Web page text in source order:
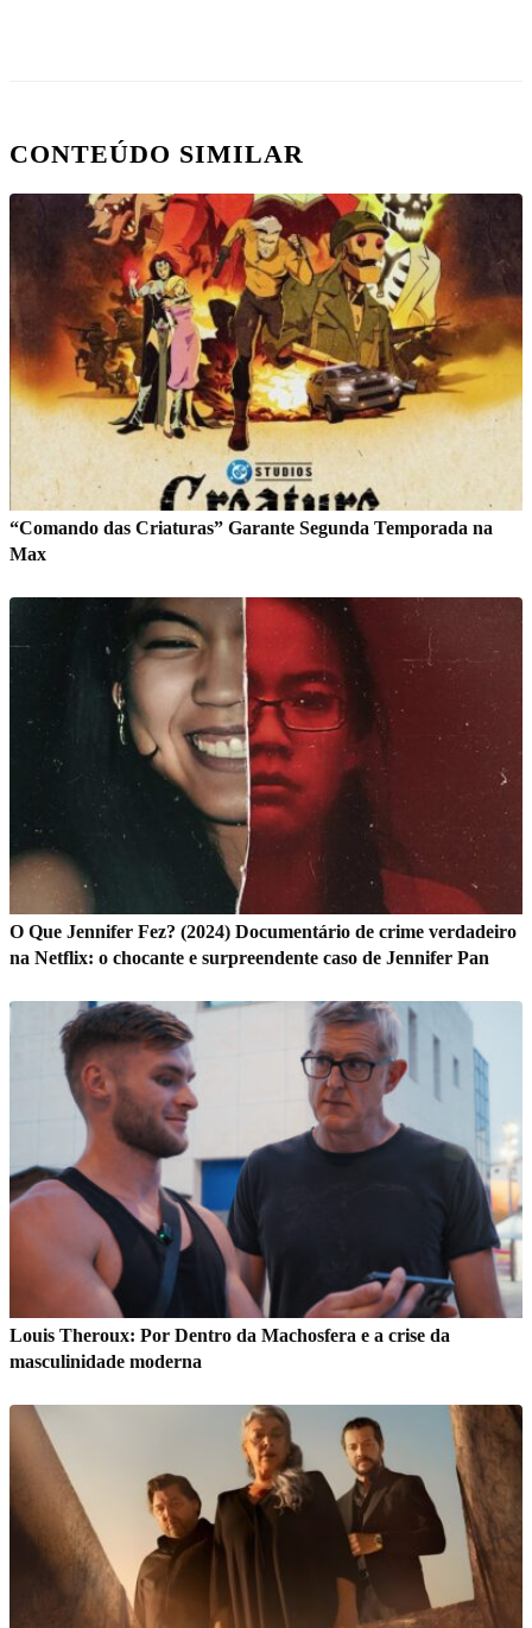
CONTEÚDO SIMILAR
“Comando das Criaturas” Garante Segunda Temporada na
Max
O Que Jennifer Fez? (2024) Documentário de crime verdadeiro
na Netflix: o chocante e surpreendente caso de Jennifer Pan
Louis Theroux: Por Dentro da Machosfera e a crise da
masculinidade moderna